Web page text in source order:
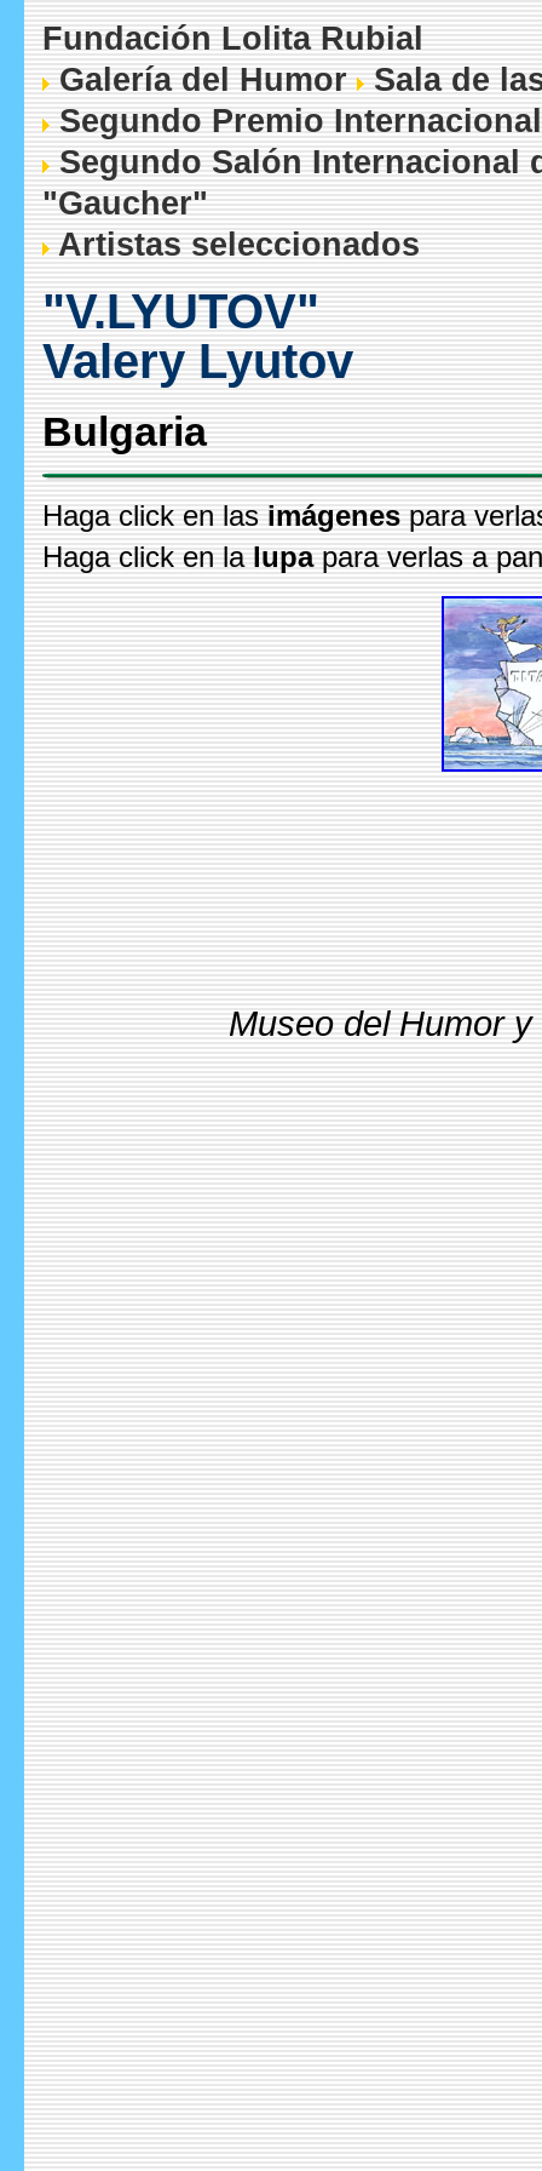
Fundación Lolita Rubial
Galería del Humor
Sala de
Segundo Premio
Segundo Salón Internacional
"Gaucher"
Artistas seleccionados
"V.LYUTOV"
Valery Lyutov
Bulgaria
Haga click en las imágenes para
Haga click en la lupapara verlas a
Museo del Humor